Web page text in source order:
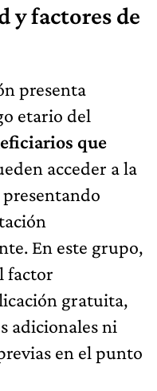
y factores de
presenta
etario del
que
acceder a la
En este grupo,
factor
gratuita,
adicionales ni
en el punto